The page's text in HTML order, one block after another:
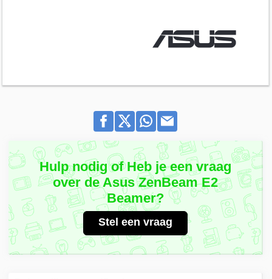
Hulp nodig of Heb je een vraag
over de Asus ZenBeam E2
Beamer?
Stel een vraag